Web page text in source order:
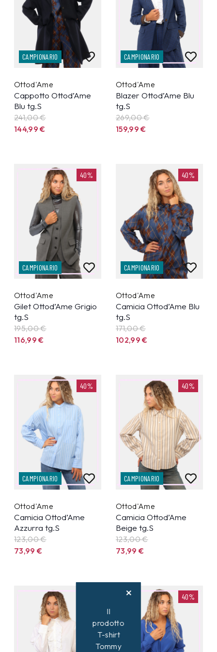
CAMPIONARIO
Ottod'Ame
Cappotto Ottod’Ame
Blu tg.S
241,00 €
144,99€
CAMPIONARIO
Ottod'Ame
Blazer Ottod’Ame Blu
tg.S
269,00 €
159,99€
40%
CAMPIONARIO
Ottod'Ame
Gilet Ottod’Ame Grigio
tg.S
195,00 €
116,99€
40%
CAMPIONARIO
Ottod'Ame
Camicia Ottod’Ame Blu
tg.S
171,00 €
102,99€
40%
CAMPIONARIO
Ottod'Ame
Camicia Ottod’Ame
Azzurra tg.S
123,00 €
73,99€
40%
CAMPIONARIO
Ottod'Ame
Camicia Ottod’Ame
Beige tg.S
123,00 €
73,99€
40%
Il
prodotto
T-shirt
Tommy